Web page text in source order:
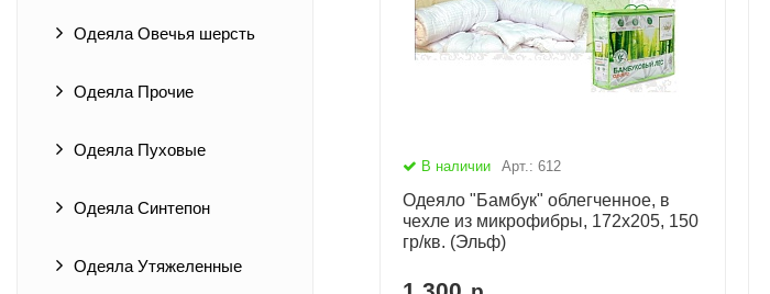
Одеяла Овечья шерсть
Одеяла Прочие
Одеяла Пуховые
Одеяла Синтепон
Одеяла Утяжеленные
В наличии Арт.: 612
Одеяло "Бамбук" облегченное, в
чехле из микрофибры, 172х205, 150
гр/кв. (Эльф)